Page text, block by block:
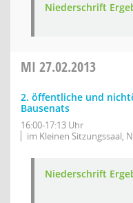
Niederschrift
MI 27.02.2013
2. öffentliche und
Bausenats
16:00-17:13 Uhr
im Kleinen Sitzungssaal,
Niederschrift